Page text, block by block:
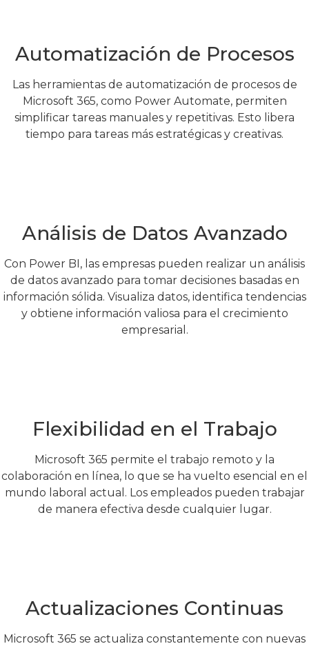
Automatización de Procesos
Las herramientas de automatización de procesos de
Microsoft 365, como Power Automate, permiten
simplificar tareas manuales y repetitivas. Esto libera
tiempo para tareas más estratégicas y creativas.
Análisis de Datos Avanzado
Con Power BI, las empresas pueden realizar un análisis
de datos avanzado para tomar decisiones basadas en
información sólida. Visualiza datos, identifica tendencias
y obtiene información valiosa para el crecimiento
empresarial.
Flexibilidad en el Trabajo
Microsoft 365 permite el trabajo remoto y la
colaboración en línea, lo que se ha vuelto esencial en el
mundo laboral actual. Los empleados pueden trabajar
de manera efectiva desde cualquier lugar.
Actualizaciones Continuas
Microsoft 365 se actualiza constantemente con nuevas